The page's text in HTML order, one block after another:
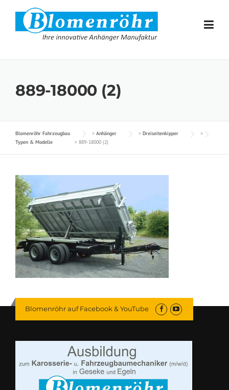
Skip to content
889-18000 (2)
Blomenröhr Fahrzeugbau > Anhänger > Dreiseitenkipper
>
Typen & Modelle
> 889-18000 (2)
Blomenröhr auf Facebook & YouTube